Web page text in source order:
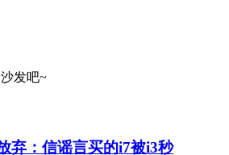
发吧~
弃：信谣言买的i7被i3秒